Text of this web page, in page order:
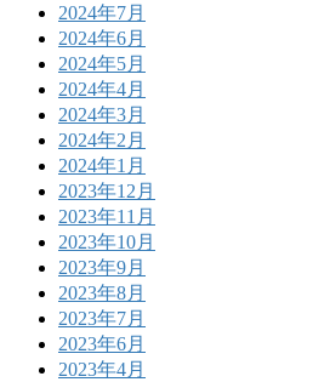
2024年7月
2024年6月
2024年5月
2024年4月
2024年3月
2024年2月
2024年1月
2023年12月
2023年11月
2023年10月
2023年9月
2023年8月
2023年7月
2023年6月
2023年4月